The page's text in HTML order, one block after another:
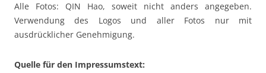
Alle Fotos: QIN Hao, soweit nicht anders angegeben.
Verwendung des Logos und aller Fotos nur mit
ausdrücklicher Genehmigung.
Quelle für den Impressumstext: